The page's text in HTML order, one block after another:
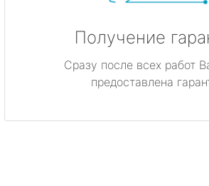
Получение
Сразу после всех работ
предоставлена